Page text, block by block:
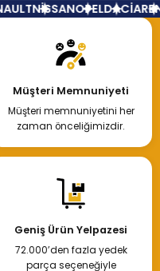
NİSSANOPELDACİA
Müşteri Memnuniyeti
Müşteri memnuniyetini her
zaman önceliğimizdir.
Geniş Ürün Yelpazesi
72.000’den fazla yedek
parça seçeneğiyle